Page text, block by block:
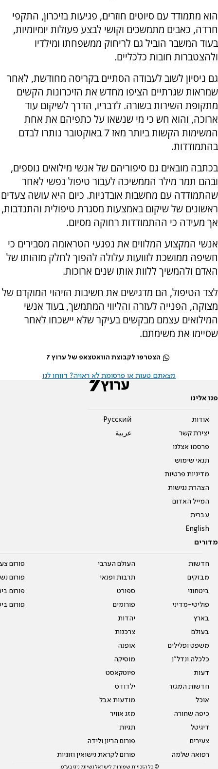
הוא מתמודד עם סיוטים חוזרים, פגיעות בזיכרון, התקפי
חרדה, כאבים מתמשכים וקושי לבצע פעולות יומיומיות,
בעוד המשבר הוביל גם לריחוק ממשפחתו ומילדיו
ולהצטברות חובות כלכליים.
גם ניסיון לשוב לעבודה הסתיים בקריסה מחודשת, לאחר
שמראות שגרתיים הציפו מחדש את הזיכרונות הקשים
מתקופת השירות בשורה. לדבריו, הדרך לשיקום עוד
ארוכה, והוא חש כי מי שנשאו על כתפיהם את אחת
המשימות הקשות ביותר מאז 7 באוקטובר נותרו לבדם
בהתמודדות.
בכתבה מובאים גם סיפוריהם של אנשי מילואים נוספים,
ובהם תמר מילר הממשיכה לעבור טיפול נפשי לאחר
שהתמודדה עם מחשבות אובדניות. כיום היא עושה צעדים
ראשונים של שיקום באמצעות מסגרת טיפולית והתנדבות,
אך מעידה כי ההתמודדות רחוקה מסיום.
אנשי המקצוע המלווים את נפגעי הטראומה מסבירים כי
חשיפה ממושכת לזוועות עלולה להפוך לחלק מזהותו של
האדם ולהמשיך ללוות אותו שנים ארוכות.
לצד הטיפול, הם מדגישים את חשיבות הזיהוי המוקדם של
מצוקה, הפנייה לעזרה והליווי המתמשך, בעוד אנשי
המילואים עצמם מבקשים בעיקר שלא יישכחו לאחר
שסיימו את משימתם.
הצטרפו לקבוצת הוואטצאפ של ערוץ 7
מצאתם טעות או פרסומת לא ראויה? דווחו לנו
פנו אלינו
אודות
יצירת קשר
פרסמו אצלנו
תנאי שימוש
מדיניות פרטיות
הצהרת נגישות
המייל האדום
עברית
English
Pусский
عربية
מדורים
חדשות
מבזקים
ביטחוני
פוליטי-מדיני
בארץ
בעולם
משפט ופלילים
כלכלה ונדל"ן
דעות
חדשות המגזר
אוכל
כיפה שחורה
דיגיטל
צעירים
רפואה שלמה
העולם הערבי
תרבות ופנאי
ספורט
פורומים
יהדות
צרכנות
אופנה
מוסיקה
פיוטקאסט
ילדודס
מודעות אבל
מזג אוויר
תגיות
פורום הריון ולידה
פורום לקראת נישואין וזוגיות
פורום
פורום
פורום
פורום
© כל הזכויות שמורות לישראל נשיונל ניוז בע"מ.